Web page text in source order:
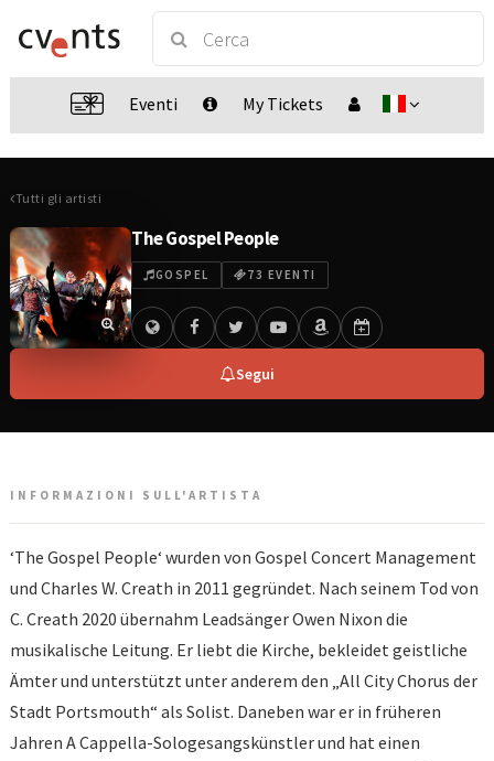
Eventi My Tickets
Tutti gli artisti
The Gospel People
GOSPEL 73 EVENTI
Segui
INFORMAZIONI SULL'ARTISTA
‘The Gospel People‘ wurden von Gospel Concert Management
und Charles W. Creath in 2011 gegründet. Nach seinem Tod von
C. Creath 2020 übernahm Leadsänger Owen Nixon die
musikalische Leitung. Er liebt die Kirche, bekleidet geistliche
Ämter und unterstützt unter anderem den „All City Chorus der
Stadt Portsmouth“ als Solist. Daneben war er in früheren
Jahren A Cappella-Sologesangskünstler und hat einen